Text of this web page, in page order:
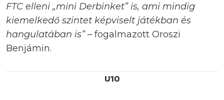
FTC elleni „mini Derbinket” is, ami mindig
kiemelkedő szintet képviselt játékban és
hangulatában is”– fogalmazott Oroszi
Benjámin.
U10